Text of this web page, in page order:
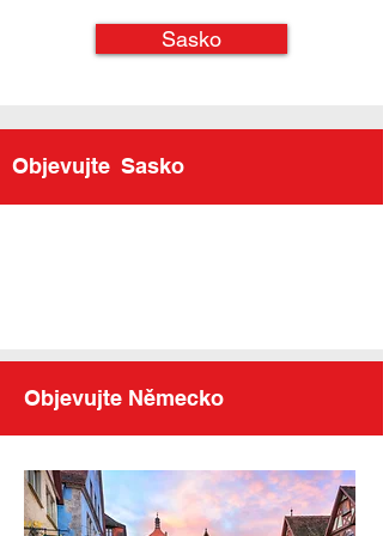
Sasko
Objevujte Sasko
Objevujte Německo